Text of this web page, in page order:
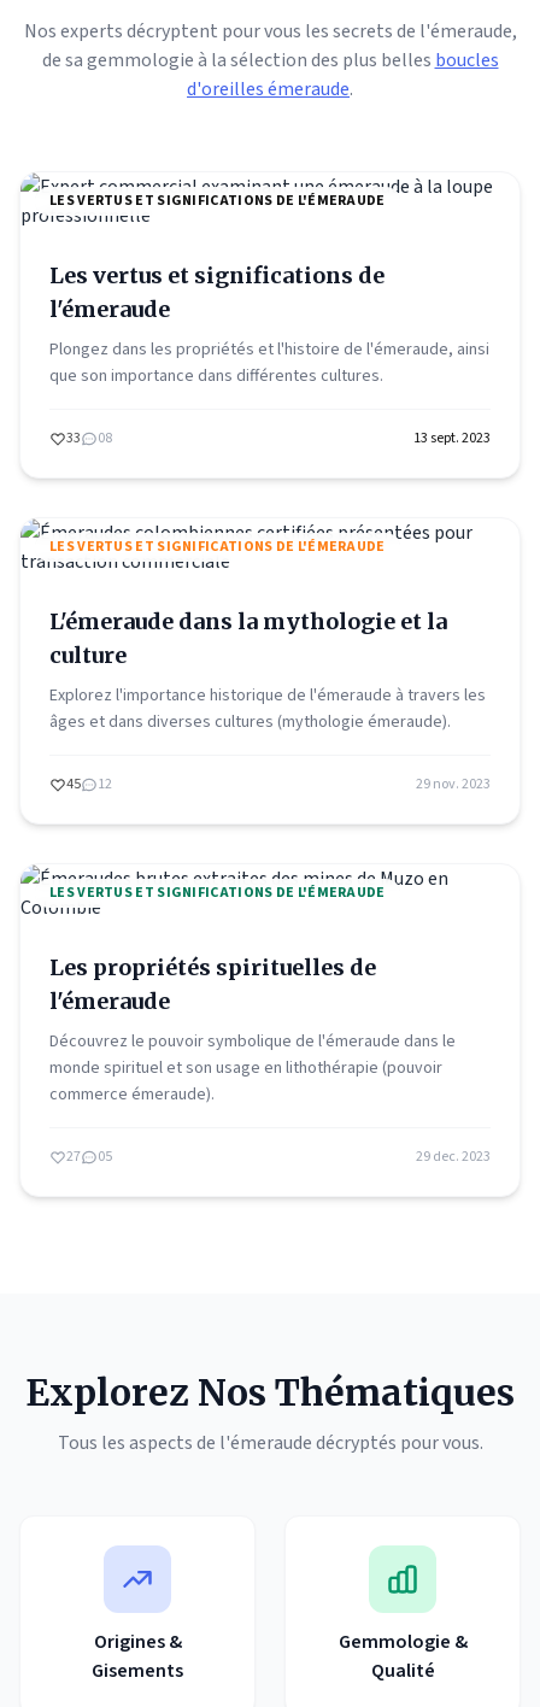
Nos experts décryptent pour vous les secrets de l'émeraude,
de sa gemmologie à la sélection des plus belles boucles
d'oreilles émeraude.
LES VERTUS ET SIGNIFICATIONS DE L'ÉMERAUDE
Les vertus et significations de
l'émeraude
Plongez dans les propriétés et l'histoire de l'émeraude, ainsi
que son importance dans différentes cultures.
33 08 13 sept. 2023
LES VERTUS ET SIGNIFICATIONS DE L'ÉMERAUDE
L'émeraude dans la mythologie et la
culture
Explorez l'importance historique de l'émeraude à travers les
âges et dans diverses cultures (mythologie émeraude).
45 12 29 nov. 2023
LES VERTUS ET SIGNIFICATIONS DE L'ÉMERAUDE
Les propriétés spirituelles de
l'émeraude
Découvrez le pouvoir symbolique de l'émeraude dans le
monde spirituel et son usage en lithothérapie (pouvoir
commerce émeraude).
27 05 29 dec. 2023
Explorez Nos Thématiques
Tous les aspects de l'émeraude décryptés pour vous.
Origines &
Gisements
Gemmologie &
Qualité